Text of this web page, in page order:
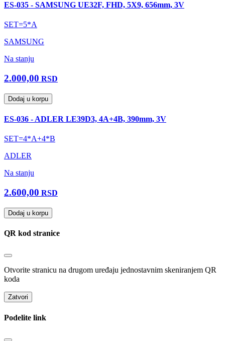
ES-035 - SAMSUNG UE32F, FHD, 5X9, 656mm, 3V
SET=5*A
SAMSUNG
Na stanju
2.000,00 RSD
Dodaj u korpu
ES-036 - ADLER LE39D3, 4A+4B, 390mm, 3V
SET=4*A+4*B
ADLER
Na stanju
2.600,00 RSD
Dodaj u korpu
QR kod stranice
Otvorite stranicu na drugom uređaju jednostavnim skeniranjem QR
koda
Zatvori
Podelite link